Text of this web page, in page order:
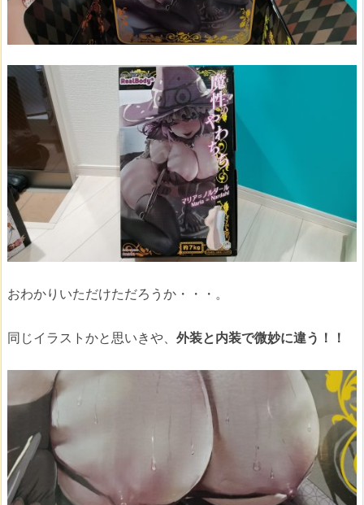
おわかりいただけただろうか・・・。
同じイラストかと思いきや、 外装と内装で微妙に違う！！